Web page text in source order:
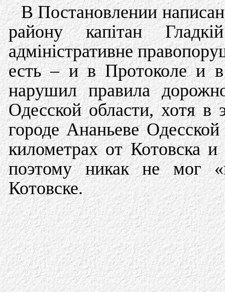
В Постановлении
району капітан
адміністративне
есть – и в Протоколе и в
нарушил правила
Одесской области, хотя
городе Ананьеве
километрах от Котовска
поэтому никак не мог
Котовске.